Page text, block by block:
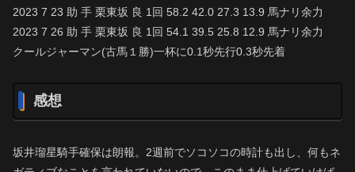
2023 7 23 助 手 栗東坂 良 1回 58.2 42.0 27.3 13.9 馬ナリ余力
2023 7 26 助 手 栗東坂 良 1回 54.1 39.5 25.8 12.9 馬ナリ余力
クールジャーマン(古馬１勝)一杯に0.1秒先行0.3秒先着
感想
坂井瑠星騎手確保は朗報。2週前でソコソコの時計も出し、何もネ